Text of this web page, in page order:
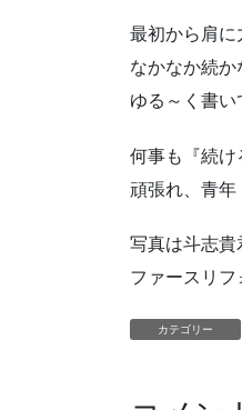
最初から肩に
なかなか続
ゆる～く書い
何事も『続け
頑張れ、青年
写真は斗志貴
ファースリフ
カテゴリー